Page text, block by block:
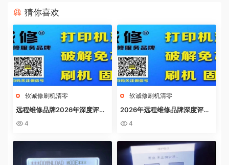
猜你喜欢
软诚修刷机清零
远程维修品牌2026年深度评
测：软诚修、远城修吧、远城在
4
软诚修刷机清零
2026年远程维修品牌深度评
测：软诚修、远城修吧、远城在
4